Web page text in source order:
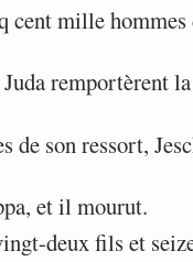
cent mille
remportèrent
son ressort,
et il mourut.
deux fils et